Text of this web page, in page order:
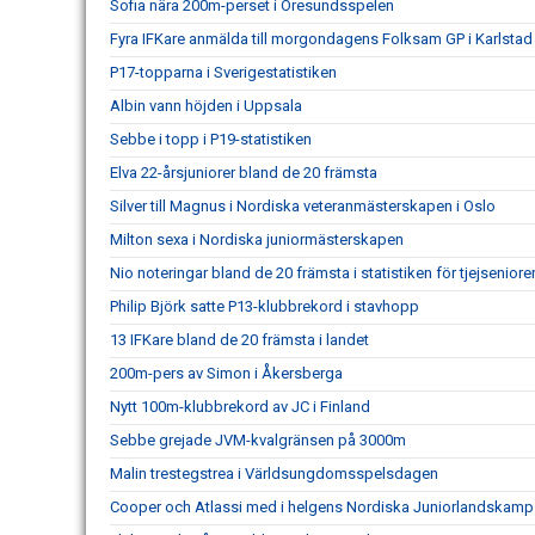
Sofia nära 200m-perset i Öresundsspelen
Fyra IFKare anmälda till morgondagens Folksam GP i Karlstad
P17-topparna i Sverigestatistiken
Albin vann höjden i Uppsala
Sebbe i topp i P19-statistiken
Elva 22-årsjuniorer bland de 20 främsta
Silver till Magnus i Nordiska veteranmästerskapen i Oslo
Milton sexa i Nordiska juniormästerskapen
Nio noteringar bland de 20 främsta i statistiken för
Philip Björk satte P13-klubbrekord i stavhopp
13 IFKare bland de 20 främsta i landet
200m-pers av Simon i Åkersberga
Nytt 100m-klubbrekord av JC i Finland
Sebbe grejade JVM-kvalgränsen på 3000m
Malin trestegstrea i Världsungdomsspelsdagen
Cooper och Atlassi med i helgens Nordiska Juniorlandskamp